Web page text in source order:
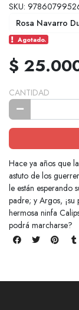
SKU:
Rosa Navarro
Agotado.
$
CANTIDAD
Hace ya años que
astuto de los
le están esperando
padre; y Argos,
hermosa ninfa
podrá marcharse?